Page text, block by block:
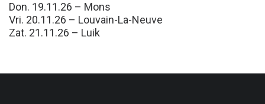
Don. 19.11.26 – Mons
Vri. 20.11.26 – Louvain-La-Neuve
Zat. 21.11.26 – Luik